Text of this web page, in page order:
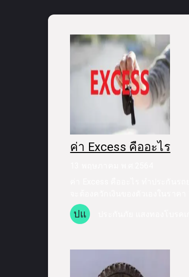
ค่า Excess คืออะไร
ปแ